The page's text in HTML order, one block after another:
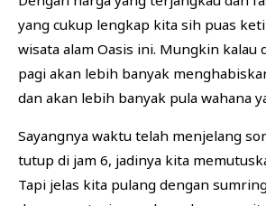
yang cukup lengkap kita sih puas
wisata alam Oasis ini. Mungkin kalau
pagi akan lebih banyak
dan akan lebih banyak pula wahana
Sayangnya waktu telah menjelang
tutup di jam 6, jadinya kita
Tapi jelas kita pulang dengan